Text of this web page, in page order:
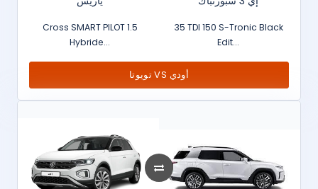
Cross SMART PILOT 1.5
Hybride...
35 TDI 150 S-Tronic Black
Edit...
تويوتا VS أودي